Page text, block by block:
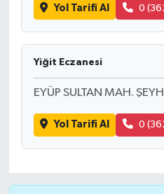
Yol Tarifi Al 0
Yiğit Eczanesi
EYÜP SULTAN MAH.
Yol Tarifi Al 0